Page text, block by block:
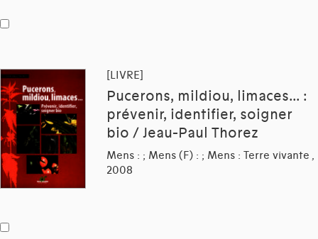
[LIVRE]
Pucerons, mildiou, limaces... :
prévenir, identifier, soigner
bio / Jeau-Paul Thorez
Mens : ; Mens (F) : ; Mens : Terre vivante ,
2008